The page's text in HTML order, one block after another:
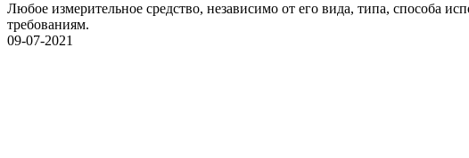
Любое измерительное средство, независимо от его вида, типа, способа
требованиям.
09-07-2021